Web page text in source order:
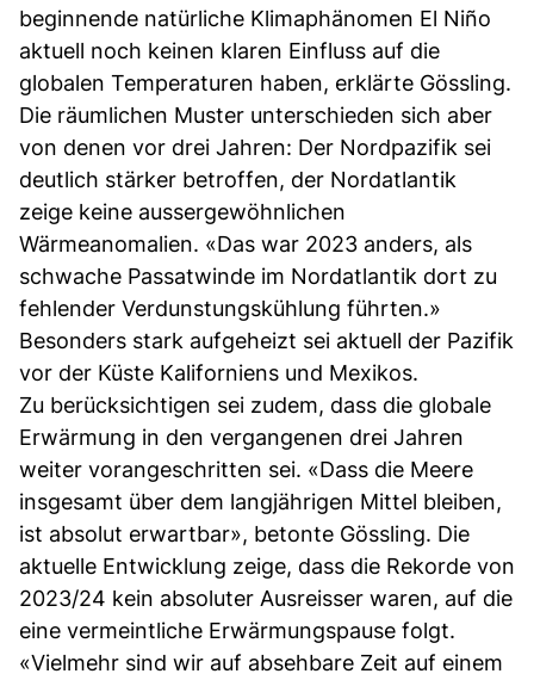
beginnende natürliche Klimaphänomen El Niño
aktuell noch keinen klaren Einfluss auf die
globalen Temperaturen haben, erklärte Gössling.
Die räumlichen Muster unterschieden sich aber
von denen vor drei Jahren: Der Nordpazifik sei
deutlich stärker betroffen, der Nordatlantik
zeige keine aussergewöhnlichen
Wärmeanomalien. «Das war 2023 anders, als
schwache Passatwinde im Nordatlantik dort zu
fehlender Verdunstungskühlung führten.»
Besonders stark aufgeheizt sei aktuell der Pazifik
vor der Küste Kaliforniens und Mexikos.
Zu berücksichtigen sei zudem, dass die globale
Erwärmung in den vergangenen drei Jahren
weiter vorangeschritten sei. «Dass die Meere
insgesamt über dem langjährigen Mittel bleiben,
ist absolut erwartbar», betonte Gössling. Die
aktuelle Entwicklung zeige, dass die Rekorde von
2023/24 kein absoluter Ausreisser waren, auf die
eine vermeintliche Erwärmungspause folgt.
«Vielmehr sind wir auf absehbare Zeit auf einem